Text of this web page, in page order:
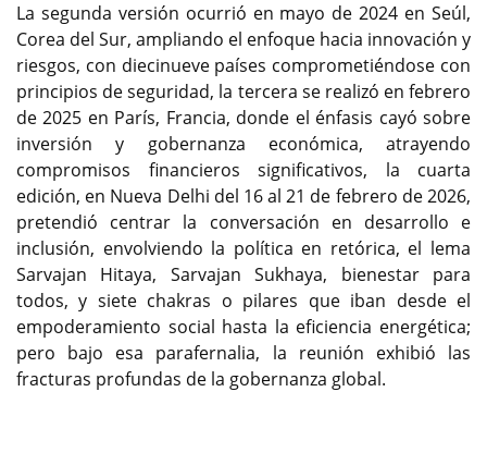
La segunda versión ocurrió en mayo de 2024 en Seúl,
Corea del Sur, ampliando el enfoque hacia innovación y
riesgos, con diecinueve países comprometiéndose con
principios de seguridad, la tercera se realizó en febrero
de 2025 en París, Francia, donde el énfasis cayó sobre
inversión y gobernanza económica, atrayendo
compromisos financieros significativos, la cuarta
edición, en Nueva Delhi del 16 al 21 de febrero de 2026,
pretendió centrar la conversación en desarrollo e
inclusión, envolviendo la política en retórica, el lema
Sarvajan Hitaya, Sarvajan Sukhaya, bienestar para
todos, y siete chakras o pilares que iban desde el
empoderamiento social hasta la eficiencia energética;
pero bajo esa parafernalia, la reunión exhibió las
fracturas profundas de la gobernanza global.